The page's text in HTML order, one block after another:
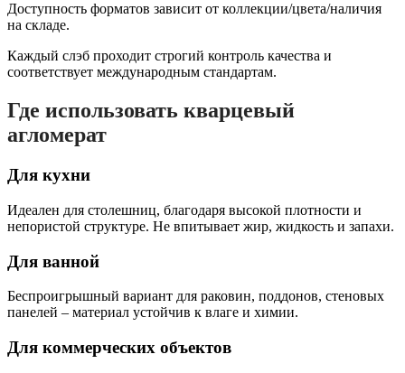
Доступность форматов зависит от коллекции/цвета/наличия
на складе.
Каждый слэб проходит строгий контроль качества и
соответствует международным стандартам.
Где использовать кварцевый
агломерат
Для кухни
Идеален для столешниц, благодаря высокой плотности и
непористой структуре. Не впитывает жир, жидкость и запахи.
Для ванной
Беспроигрышный вариант для раковин, поддонов, стеновых
панелей – материал устойчив к влаге и химии.
Для коммерческих объектов